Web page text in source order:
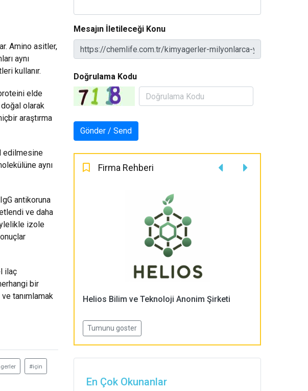
Amino asitler,
aynı
kullanır.
elde
olarak
araştırma
edilmesine
aynı
antikoruna
ve daha
izole
ilaç
bir
tanımlamak
#için
Mesajın İletileceği Konu
Doğrulama Kodu
Firma Rehberi
Helios Bilim ve Teknoloji Anonim Şirketi
Tumunu goster
En Çok Okunanlar